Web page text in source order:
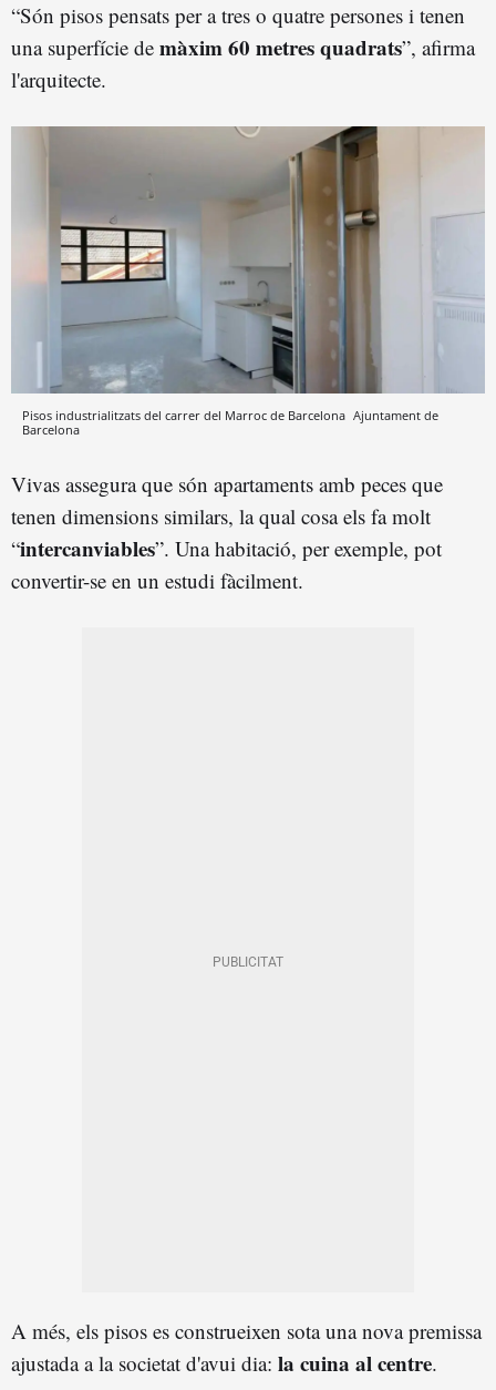
“Són pisos pensats per a tres o quatre persones i tenen
una superfície de màxim 60 metres quadrats”, afirma
l'arquitecte.
Pisos industrialitzats del carrer del Marroc de Barcelona Ajuntament de
Barcelona
Vivas assegura que són apartaments amb peces que
tenen dimensions similars, la qual cosa els fa molt
“intercanviables”. Una habitació, per exemple, pot
convertir-se en un estudi fàcilment.
A més, els pisos es construeixen sota una nova premissa
ajustada a la societat d'avui dia: la cuina al centre.